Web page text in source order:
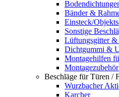
Bänder &
Einsteck/
Sonstige
Lüftungsgitter &
Dichtgummi &
Montagehilfen
Beschläge für Türen /
Wurzbacher
Karcher